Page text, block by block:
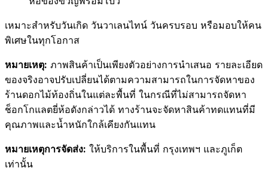
เหมาะสำหรับวันเกิด วันวาเลนไทน์ วันครบรอบ หรือมอบให้คน
พิเศษในทุกโอกาส
หมายเหตุ: ภาพสินค้าเป็นเพียงตัวอย่างการนำเสนอ รายละเอียด
ของจริงอาจปรับเปลี่ยนได้ตามความสามารถในการจัดหาของ
ร้านดอกไม้ท้องถิ่นในแต่ละพื้นที่ ในกรณีที่ไม่สามารถจัดหา
ช็อกโกแลตยี่ห้อดังกล่าวได้ ทางร้านจะจัดหาสินค้าทดแทนที่มี
คุณภาพและน้ำหนักใกล้เคียงกันแทน
หมายเหตุการจัดส่ง: ให้บริการในพื้นที่ กรุงเทพฯ และภูเก็ต
เท่านั้น